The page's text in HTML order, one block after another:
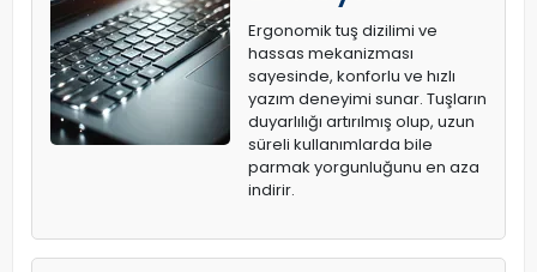
Ergonomik tuş dizilimi ve
hassas mekanizması
sayesinde, konforlu ve hızlı
yazım deneyimi sunar. Tuşların
duyarlılığı artırılmış olup, uzun
süreli kullanımlarda bile
parmak yorgunluğunu en aza
indirir.